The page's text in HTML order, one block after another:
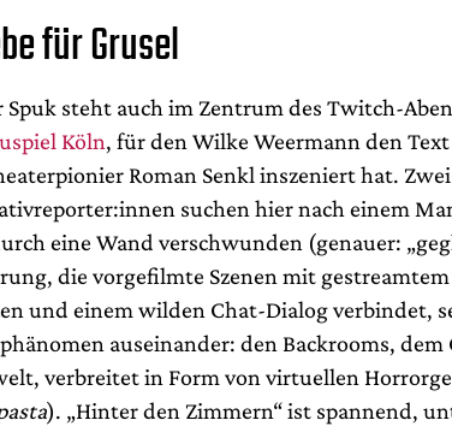
für Grusel
Spuk steht auch im Zentrum des Twitch-
Köln, für den Wilke Weermann den
Roman Senkl inszeniert hat.
suchen hier nach einem
eine Wand verschwunden (genauer:
die vorgefilmte Szenen mit
und einem wilden Chat-Dialog verbindet,
auseinander: den Backrooms, dem
verbreitet in Form von virtuellen
). „Hinter den Zimmern“ ist spannend,